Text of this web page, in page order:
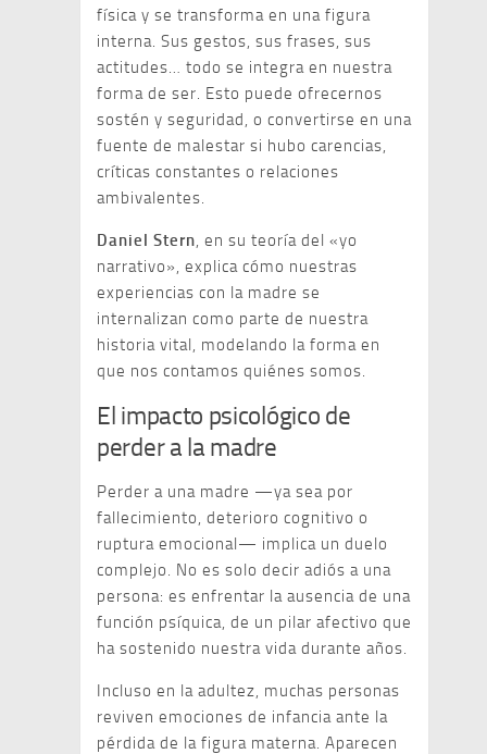
física y se transforma en una figura
interna. Sus gestos, sus frases, sus
actitudes… todo se integra en nuestra
forma de ser. Esto puede ofrecernos
sostén y seguridad, o convertirse en una
fuente de malestar si hubo carencias,
críticas constantes o relaciones
ambivalentes.
Daniel Stern, en su teoría del «yo
narrativo», explica cómo nuestras
experiencias con la madre se
internalizan como parte de nuestra
historia vital, modelando la forma en
que nos contamos quiénes somos.
El impacto psicológico de
perder a la madre
Perder a una madre —ya sea por
fallecimiento, deterioro cognitivo o
ruptura emocional— implica un duelo
complejo. No es solo decir adiós a una
persona: es enfrentar la ausencia de una
función psíquica, de un pilar afectivo que
ha sostenido nuestra vida durante años.
Incluso en la adultez, muchas personas
reviven emociones de infancia ante la
pérdida de la figura materna. Aparecen